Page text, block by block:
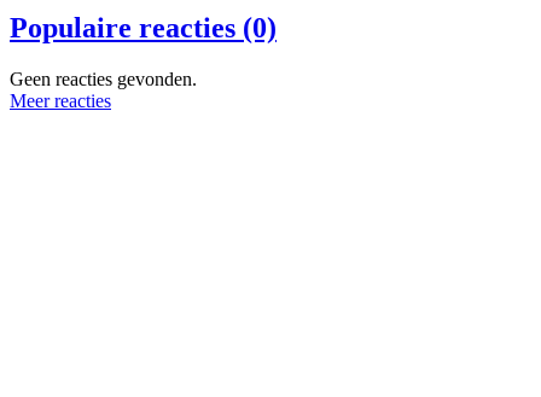
Populaire reacties (0)
Geen reacties gevonden.
Meer reacties